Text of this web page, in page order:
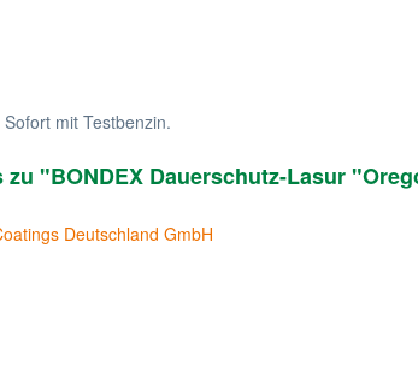
Sofort mit Testbenzin.
"BONDEX Dauerschutz-Lasur
Deutschland GmbH